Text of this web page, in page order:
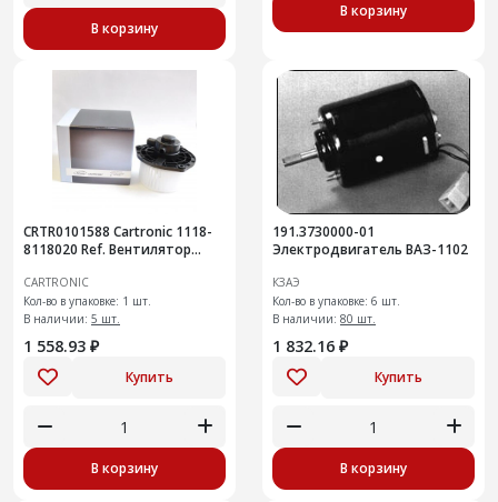
В корзину
В корзину
CRTR0101588 Cartronic 1118-
8118020 Ref. Вентилятор
/CARTRONIC
Кол-во в упаковке: 1 шт.
В наличии: 5 шт.
1 558.93 ₽
Купить
В корзину
191.3730000-01
Электродвигатель ВАЗ-1102
КЗАЭ
Кол-во в упаковке: 6 шт.
В наличии: 80 шт.
1 832.16 ₽
Купить
В корзину